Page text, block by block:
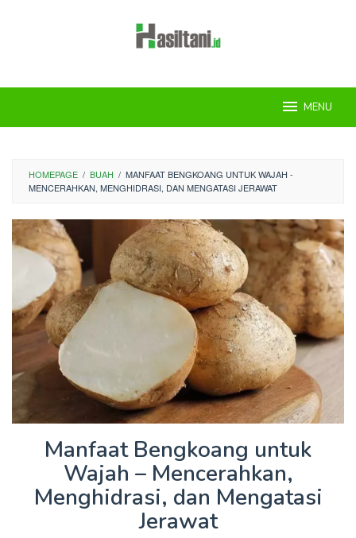
MENU
HOMEPAGE / BUAH / MANFAAT BENGKOANG UNTUK WAJAH -
MENCERAHKAN, MENGHIDRASI, DAN MENGATASI JERAWAT
Manfaat Bengkoang untuk
Wajah – Mencerahkan,
Menghidrasi, dan Mengatasi
Jerawat